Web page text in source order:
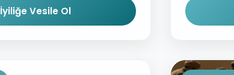
İyiliğe Vesile Ol